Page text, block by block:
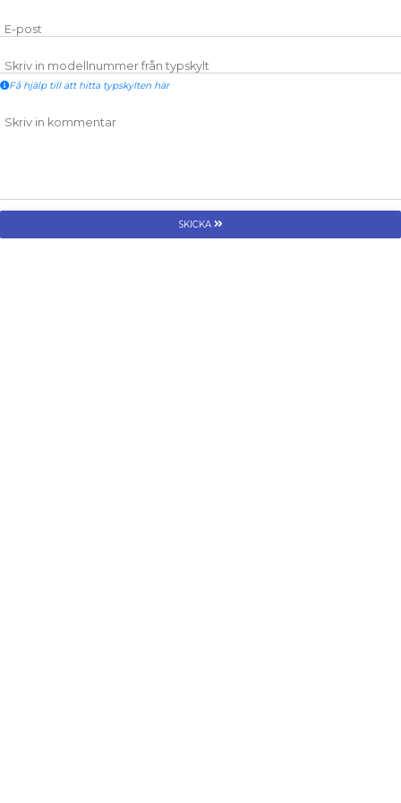
E-post
Skriv in modellnummer från typskylt
Få hjälp till att hitta typskylten här
Skriv in kommentar
SKICKA